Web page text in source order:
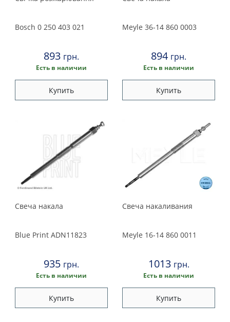
Bosch 0 250 403 021
893 грн.
Есть в наличии
Купить
Meyle 36-14 860 0003
894 грн.
Есть в наличии
Купить
Свеча накала
Blue Print ADN11823
935 грн.
Есть в наличии
Купить
Свеча накаливания
Meyle 16-14 860 0011
1013 грн.
Есть в наличии
Купить